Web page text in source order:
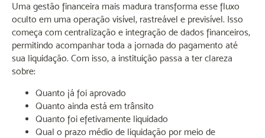
Uma gestão financeira mais madura transforma esse fluxo
oculto em uma operação visível, rastreável e previsível. Isso
começa com centralização e integração de dados financeiros,
permitindo acompanhar toda a jornada do pagamento até
sua liquidação. Com isso, a instituição passa a ter clareza
sobre:
Quanto já foi aprovado
Quanto ainda está em trânsito
Quanto foi efetivamente liquidado
Qual o prazo médio de liquidação por meio de